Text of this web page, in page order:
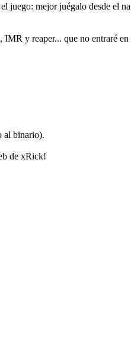
juego: mejor juégalo desde el
y reaper... que no entraré en
al binario).
de xRick!